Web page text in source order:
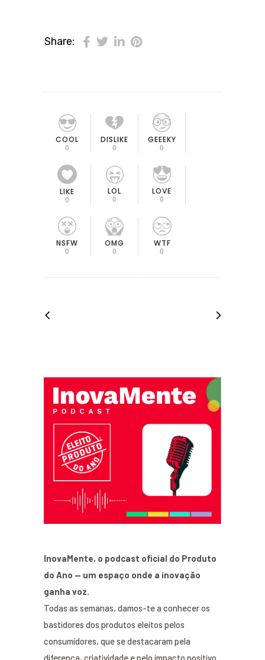
Share:
COOL
0
DISLIKE
0
GEEEKY
0
LIKE
0
LOL
0
LOVE
0
NSFW
0
OMG
0
WTF
0
InovaMente, o podcast oficial do Produto
do Ano — um espaço onde a inovação
ganha voz.
Todas as semanas, damos-te a conhecer os
bastidores dos produtos eleitos pelos
consumidores, que se destacaram pela
diferença, criatividade e pelo impacto positivo